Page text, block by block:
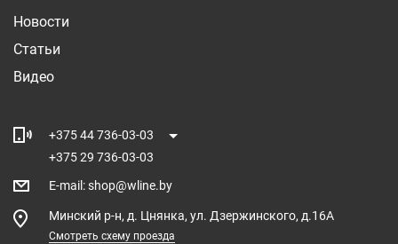
Новости
Статьи
Видео
+375 44 736-03-03
+375 29 736-03-03
E-mail :shop@wline.by
Минский р-н, д. Цнянка, ул. Дзержинского, д.16А
Смотреть схему проезда